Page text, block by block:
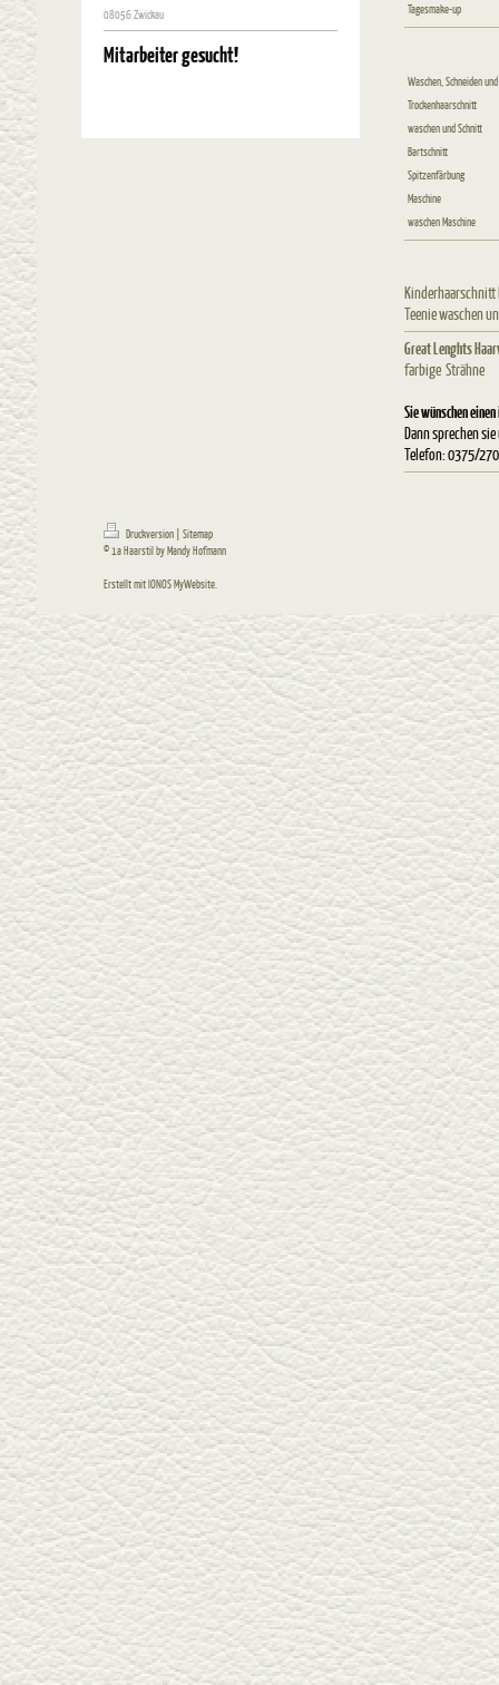
Tagesmake-up
Waschen, Schneiden
Trockenhaarschnitt
waschen und Schnitt
Bartschnitt
Spitzenfärbung
Maschine
waschen Maschine
Teenie
Great Lenghts
farbige
Sie wünschen
Dann sprechen
Telefon:0375/
08056 Zwickau
Mitarbeiter gesucht!
Druckversion | Sitemap
© 1a Haarstil by Mandy Hofmann
Erstellt mitIONOS MyWebsite.